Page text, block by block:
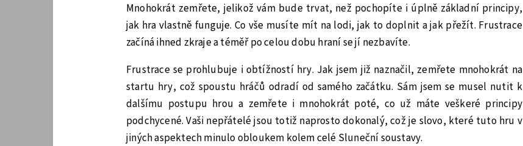
Mnohokrát zemřete, jelikož vám bude trvat, než pochopíte i úplně základní principy,
jak hra vlastně funguje. Co vše musíte mít na lodi, jak to doplnit a jak přežít. Frustrace
začíná ihned zkraje a téměř po celou dobu hraní se jí nezbavíte.
Frustrace se prohlubuje i obtížností hry. Jak jsem již naznačil, zemřete mnohokrát na
startu hry, což spoustu hráčů odradí od samého začátku. Sám jsem se musel nutit k
dalšímu postupu hrou a zemřete i mnohokrát poté, co už máte veškeré principy
podchycené. Vaši nepřátelé jsou totiž naprosto dokonalý, což je slovo, které tuto hru v
jiných aspektech minulo obloukem kolem celé Sluneční soustavy.